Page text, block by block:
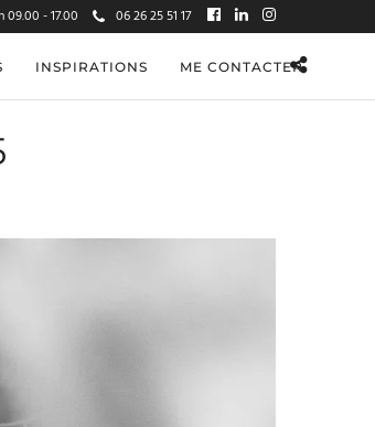
09.00 - 17.00 06 26 25 51 17
INSPIRATIONS ME CONTACTER